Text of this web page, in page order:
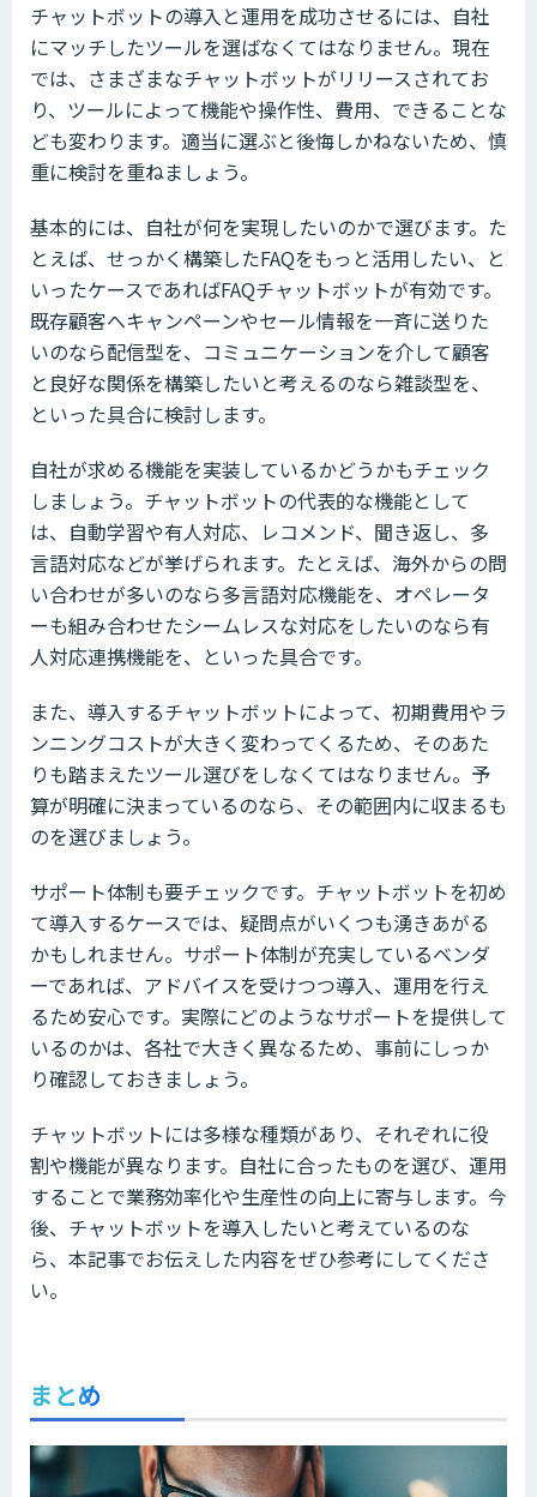
チャットボットの導入と運用を成功させるには、自社
にマッチしたツールを選ばなくてはなりません。現在
では、さまざまなチャットボットがリリースされてお
り、ツールによって機能や操作性、費用、できることな
ども変わります。適当に選ぶと後悔しかねないため、慎
重に検討を重ねましょう。
基本的には、自社が何を実現したいのかで選びます。た
とえば、せっかく構築したFAQをもっと活用したい、と
いったケースであればFAQチャットボットが有効です。
既存顧客へキャンペーンやセール情報を一斉に送りた
いのなら配信型を、コミュニケーションを介して顧客
と良好な関係を構築したいと考えるのなら雑談型を、
といった具合に検討します。
自社が求める機能を実装しているかどうかもチェック
しましょう。チャットボットの代表的な機能として
は、自動学習や有人対応、レコメンド、聞き返し、多
言語対応などが挙げられます。たとえば、海外からの問
い合わせが多いのなら多言語対応機能を、オペレータ
ーも組み合わせたシームレスな対応をしたいのなら有
人対応連携機能を、といった具合です。
また、導入するチャットボットによって、初期費用やラ
ンニングコストが大きく変わってくるため、そのあた
りも踏まえたツール選びをしなくてはなりません。予
算が明確に決まっているのなら、その範囲内に収まるも
のを選びましょう。
サポート体制も要チェックです。チャットボットを初め
て導入するケースでは、疑問点がいくつも湧きあがる
かもしれません。サポート体制が充実しているベンダ
ーであれば、アドバイスを受けつつ導入、運用を行え
るため安心です。実際にどのようなサポートを提供して
いるのかは、各社で大きく異なるため、事前にしっか
り確認しておきましょう。
チャットボットには多様な種類があり、それぞれに役
割や機能が異なります。自社に合ったものを選び、運用
することで業務効率化や生産性の向上に寄与します。今
後、チャットボットを導入したいと考えているのな
ら、本記事でお伝えした内容をぜひ参考にしてくださ
い。
まとめ